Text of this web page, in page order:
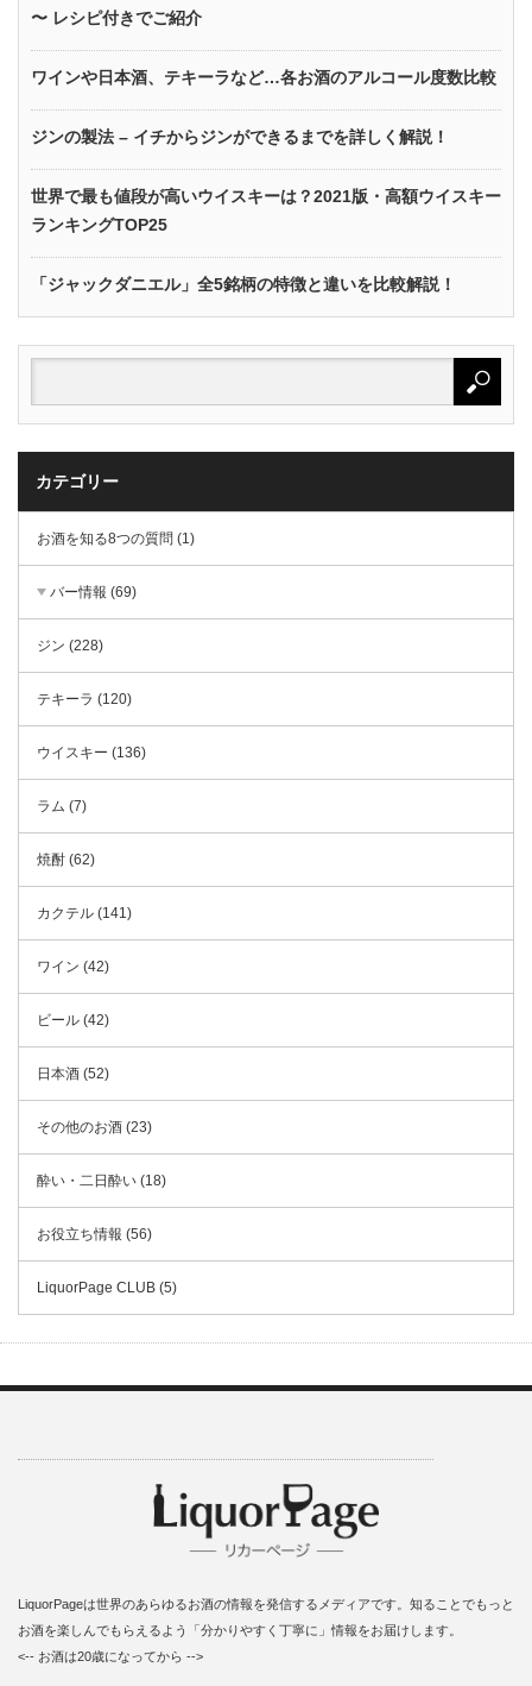
〜 レシピ付きでご紹介
ワインや日本酒、テキーラなど…各お酒のアルコール度数比較
ジンの製法 – イチからジンができるまでを詳しく解説！
世界で最も値段が高いウイスキーは？2021版・高額ウイスキー
ランキングTOP25
「ジャックダニエル」全5銘柄の特徴と違いを比較解説！
カテゴリー
お酒を知る8つの質問 (1)
バー情報 (69)
ジン (228)
テキーラ (120)
ウイスキー (136)
ラム (7)
焼酎 (62)
カクテル (141)
ワイン (42)
ビール (42)
日本酒 (52)
その他のお酒 (23)
酔い・二日酔い (18)
お役立ち情報 (56)
LiquorPage CLUB (5)
LiquorPageは世界のあらゆるお酒の情報を発信するメディアです。知ることでもっと
お酒を楽しんでもらえるよう「分かりやすく丁寧に」情報をお届けします。
<-- お酒は20歳になってから -->